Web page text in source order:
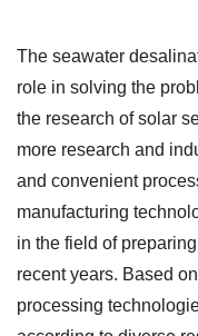
The seawater
role in solving the
the research of solar
more research and
and convenient
manufacturing
in the field of
recent years. Based
processing